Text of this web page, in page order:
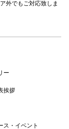
外でもご対応致しま
ー
挨拶
ス・イベント